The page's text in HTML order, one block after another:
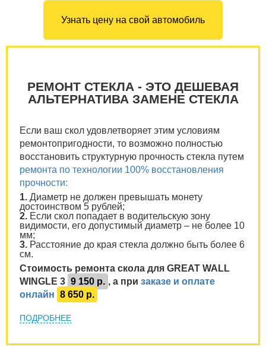
Узнать цену на свой автомобиль
РЕМОНТ СТЕКЛА - ЭТО ДЕШЕВАЯ
АЛЬТЕРНАТИВА ЗАМЕНЕ СТЕКЛА
Если ваш скол удовлетворяет этим условиям
ремонтопригодности, то возможно полностью
восстановить структурную прочность стекла путем
ремонта по технологии 100% восстановления
прочности:
1. Диаметр не должен превышать монету
достоинством 5 рублей;
2. Если скол попадает в водительскую зону
видимости, его допустимый диаметр – не более 10
мм;
3. Расстояние до края стекла должно быть более 6
см.
Стоимость ремонта скола для GREAT WALL
WINGLE 3 9 150 р. , а при заказе и оплате
онлайн 8 650 р.
ПОДРОБНЕЕ